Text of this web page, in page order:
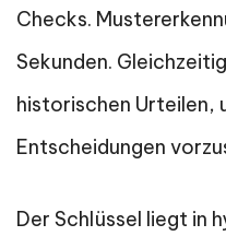
Checks.
Sekunden.
historischen Urteilen,
Entscheidungen
Der Schlüssel liegt in